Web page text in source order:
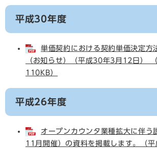
平成30年度
単価契約における契約単価決定方
（お知らせ）（平成30年3月12日）
110KB）
平成26年度
オープンカウンタ業種拡大に伴う
11月開催）の資料を掲載します。（